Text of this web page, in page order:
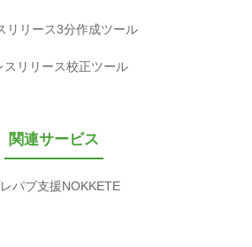
リリース3分作成ツール
スリリース校正ツール
関連サービス
パブ支援NOKKETE